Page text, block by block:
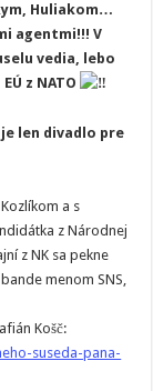
Huliakom…
agentmi!!! V
vedia, lebo
z NATO
len divadlo pre
a s
z Národnej
z NK sa pekne
menom SNS,
Košč:
suseda-pana-